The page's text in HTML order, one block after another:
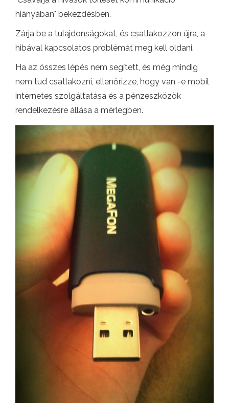
hiányában" bekezdésben.
Zárja be a tulajdonságokat, és csatlakozzon újra, a
hibával kapcsolatos problémát meg kell oldani.
Ha az összes lépés nem segített, és még mindig
nem tud csatlakozni, ellenőrizze, hogy van -e mobil
internetes szolgáltatása és a pénzeszközök
rendelkezésre állása a mérlegben.